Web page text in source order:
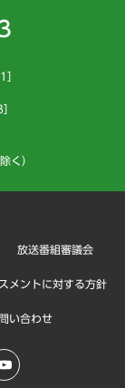
］
く）
放送番組審議会
メントに対する方針
い合わせ